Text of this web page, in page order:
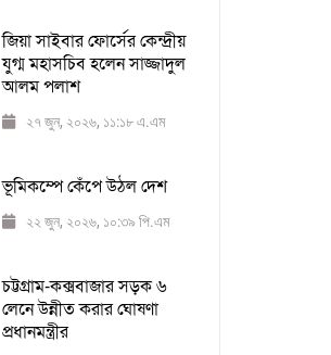
জিয়া সাইবার ফোর্সের কেন্দ্রীয়
যুগ্ম মহাসচিব হলেন সাজ্জাদুল
আলম পলাশ
২৭ জুন, ২০২৬, ১১:১৮ এ.এম
ভূমিকম্পে কেঁপে উঠল দেশ
২২ জুন, ২০২৬, ১০:৩৯ পি.এম
চট্টগ্রাম-কক্সবাজার সড়ক ৬
লেনে উন্নীত করার ঘোষণা
প্রধানমন্ত্রীর